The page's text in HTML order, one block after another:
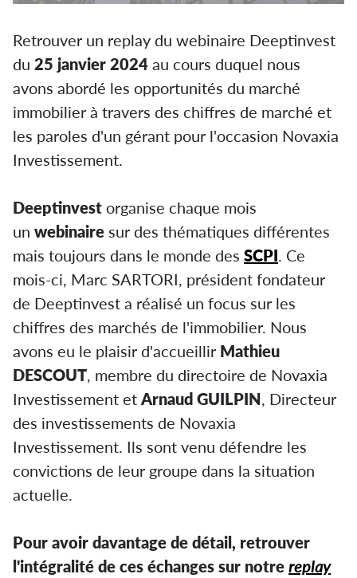
Retrouver un replay du webinaire Deeptinvest
du 25 janvier 2024 au cours duquel nous
avons abordé les opportunités du marché
immobilier à travers des chiffres de marché et
les paroles d'un gérant pour l'occasion Novaxia
Investissement.
Deeptinvest organise chaque mois
un webinaire sur des thématiques différentes
mais toujours dans le monde des SCPI. Ce
mois-ci, Marc SARTORI, président fondateur
de Deeptinvest a réalisé un focus sur les
chiffres des marchés de l'immobilier. Nous
avons eu le plaisir d'accueillir Mathieu
DESCOUT, membre du directoire de Novaxia
Investissement et Arnaud GUILPIN, Directeur
des investissements de Novaxia
Investissement. Ils sont venu défendre les
convictions de leur groupe dans la situation
actuelle.
Pour avoir davantage de détail, retrouver
l'intégralité de ces échanges sur notre replay